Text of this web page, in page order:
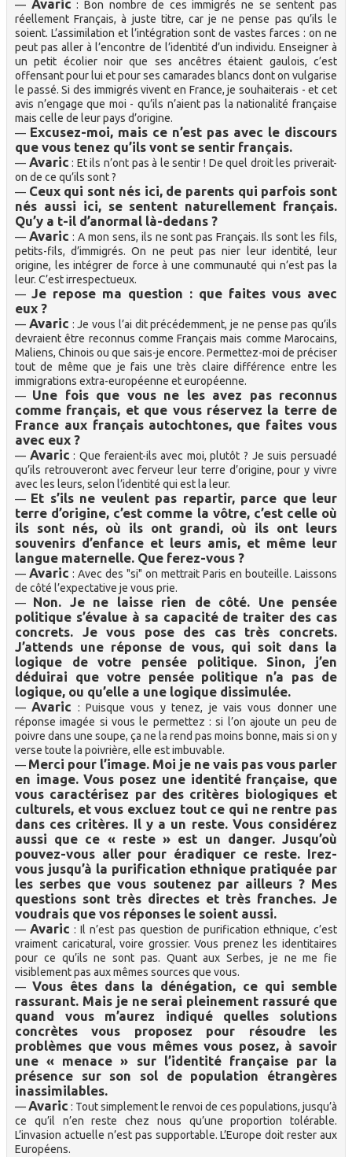
— Avaric : Bon nombre de ces immigrés ne se sentent pas
réellement Français, à juste titre, car je ne pense pas qu’ils le
soient. L’assimilation et l’intégration sont de vastes farces : on ne
peut pas aller à l’encontre de l’identité d’un individu. Enseigner à
un petit écolier noir que ses ancêtres étaient gaulois, c’est
offensant pour lui et pour ses camarades blancs dont on vulgarise
le passé. Si des immigrés vivent en France, je souhaiterais - et cet
avis n’engage que moi - qu’ils n’aient pas la nationalité française
mais celle de leur pays d’origine.
— Excusez-moi, mais ce n’est pas avec le discours
que vous tenez qu’ils vont se sentir français.
— Avaric : Et ils n’ont pas à le sentir ! De quel droit les priverait-
on de ce qu’ils sont ?
— Ceux qui sont nés ici, de parents qui parfois sont
nés aussi ici, se sentent naturellement français.
Qu’y a t-il d’anormal là-dedans ?
— Avaric : A mon sens, ils ne sont pas Français. Ils sont les fils,
petits-fils, d’immigrés. On ne peut pas nier leur identité, leur
origine, les intégrer de force à une communauté qui n’est pas la
leur. C’est irrespectueux.
— Je repose ma question : que faites vous avec
eux ?
— Avaric : Je vous l’ai dit précédemment, je ne pense pas qu’ils
devraient être reconnus comme Français mais comme Marocains,
Maliens, Chinois ou que sais-je encore. Permettez-moi de préciser
tout de même que je fais une très claire différence entre les
immigrations extra-européenne et européenne.
— Une fois que vous ne les avez pas reconnus
comme français, et que vous réservez la terre de
France aux français autochtones, que faites vous
avec eux ?
— Avaric : Que feraient-ils avec moi, plutôt ? Je suis persuadé
qu’ils retrouveront avec ferveur leur terre d’origine, pour y vivre
avec les leurs, selon l’identité qui est la leur.
— Et s’ils ne veulent pas repartir, parce que leur
terre d’origine, c’est comme la vôtre, c’est celle où
ils sont nés, où ils ont grandi, où ils ont leurs
souvenirs d’enfance et leurs amis, et même leur
langue maternelle. Que ferez-vous ?
— Avaric : Avec des "si" on mettrait Paris en bouteille. Laissons
de côté l’expectative je vous prie.
— Non. Je ne laisse rien de côté. Une pensée
politique s’évalue à sa capacité de traiter des cas
concrets. Je vous pose des cas très concrets.
J’attends une réponse de vous, qui soit dans la
logique de votre pensée politique. Sinon, j’en
déduirai que votre pensée politique n’a pas de
logique, ou qu’elle a une logique dissimulée.
—Avaric : Puisque vous y tenez, je vais vous donner une
réponse imagée si vous le permettez : si l’on ajoute un peu de
poivre dans une soupe, ça ne la rend pas moins bonne, mais si on y
verse toute la poivrière, elle est imbuvable.
— Merci pour l’image. Moi je ne vais pas vous parler
en image. Vous posez une identité française, que
vous caractérisez par des critères biologiques et
culturels, et vous excluez tout ce qui ne rentre pas
dans ces critères. Il y a un reste. Vous considérez
aussi que ce « reste » est un danger. Jusqu’où
pouvez-vous aller pour éradiquer ce reste. Irez-
vous jusqu’à la purification ethnique pratiquée par
les serbes que vous soutenez par ailleurs ? Mes
questions sont très directes et très franches. Je
voudrais que vos réponses le soient aussi.
—Avaric : Il n’est pas question de purification ethnique, c’est
vraiment caricatural, voire grossier. Vous prenez les identitaires
pour ce qu’ils ne sont pas. Quant aux Serbes, je ne me fie
visiblement pas aux mêmes sources que vous.
— Vous êtes dans la dénégation, ce qui semble
rassurant. Mais je ne serai pleinement rassuré que
quand vous m’aurez indiqué quelles solutions
concrètes vous proposez pour résoudre les
problèmes que vous mêmes vous posez, à savoir
une « menace » sur l’identité française par la
présence sur son sol de population étrangères
inassimilables.
—Avaric : Tout simplement le renvoi de ces populations, jusqu’à
ce qu’il n’en reste chez nous qu’une proportion tolérable.
L’invasion actuelle n’est pas supportable. L’Europe doit rester aux
Européens.